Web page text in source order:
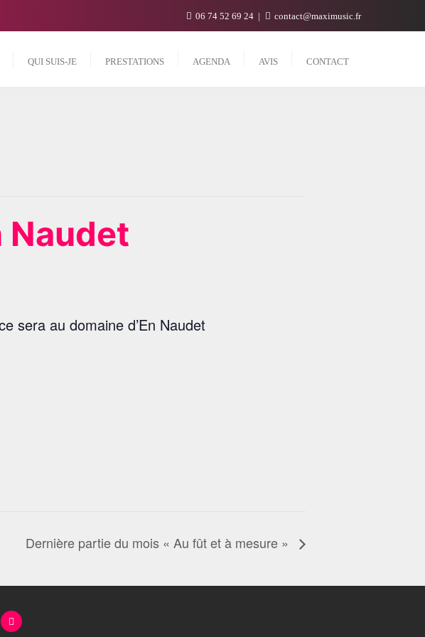
06 74 52 69 24 contact@maximusic.fr
QUI SUIS-JE PRESTATIONS AGENDA AVIS CONTACT
Naudet
sera au domaine d’En Naudet
Dernière partie du mois « Au fût et à mesure »